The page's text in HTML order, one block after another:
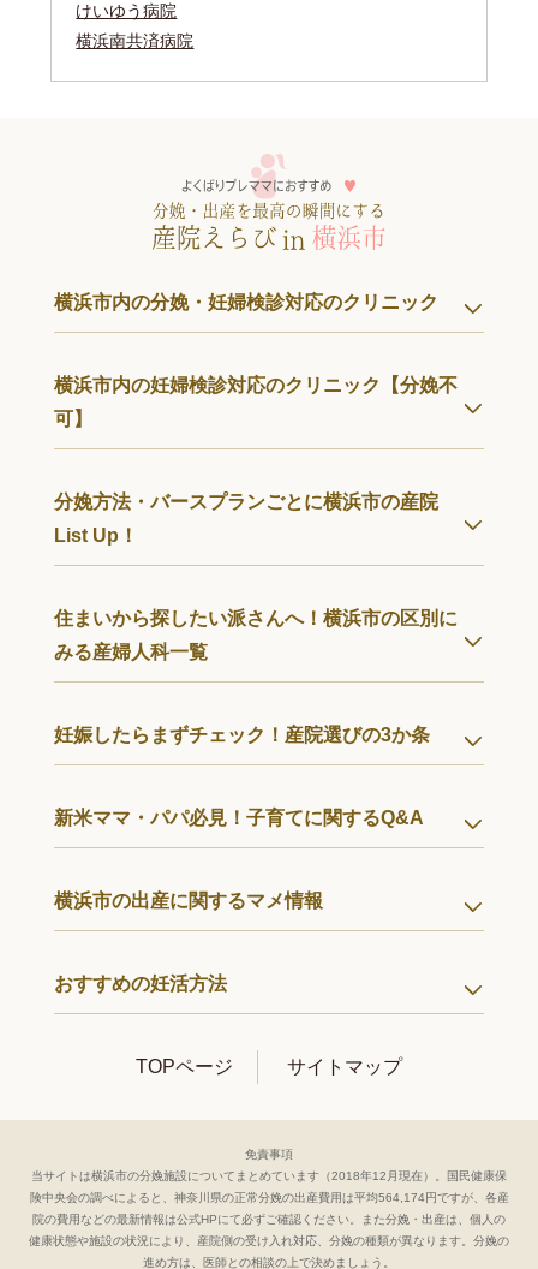
けいゆう病院
横浜南共済病院
横浜市内の分娩・妊婦検診対応のクリニック
横浜市内の妊婦検診対応のクリニック【分娩不
可】
分娩方法・バースプランごとに横浜市の産院
List Up！
住まいから探したい派さんへ！横浜市の区別に
みる産婦人科一覧
妊娠したらまずチェック！産院選びの3か条
新米ママ・パパ必見！子育てに関するQ&A
横浜市の出産に関するマメ情報
おすすめの妊活方法
TOPページ サイトマップ
免責事項
当サイトは横浜市の分娩施設についてまとめています（2018年12月現在）。国民健康保
険中央会の調べによると、神奈川県の正常分娩の出産費用は平均564,174円ですが、各産
院の費用などの最新情報は公式HPにて必ずご確認ください。
また分娩・出産は、個人の
健康状態や施設の状況により、産院側の受け入れ対応、分娩の種類が異なります。分娩の
進め方は、医師との相談の上で決めましょう。